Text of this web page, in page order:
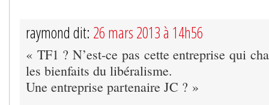
raymond dit: 26 mars 2013 à 14h56
« TF1 ? N’est-ce pas cette entreprise qui
les bienfaits du libéralisme.
Une entreprise partenaire JC ? »